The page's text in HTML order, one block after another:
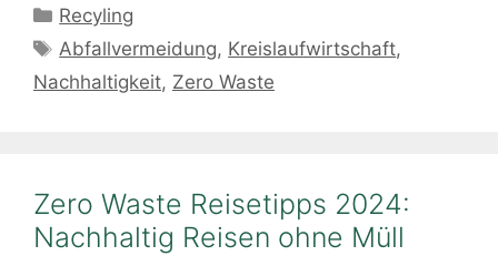
Kategorien
Recyling
Schlagwörter
Abfallvermeidung, Kreislaufwirtschaft,
Nachhaltigkeit, Zero Waste
Zero Waste Reisetipps 2024:
Nachhaltig Reisen ohne Müll